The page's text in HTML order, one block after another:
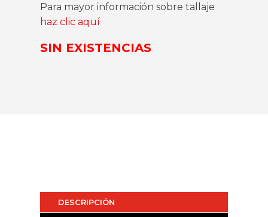
Para mayor información sobre tallaje
haz clic aquí
SIN EXISTENCIAS
DESCRIPCIÓN